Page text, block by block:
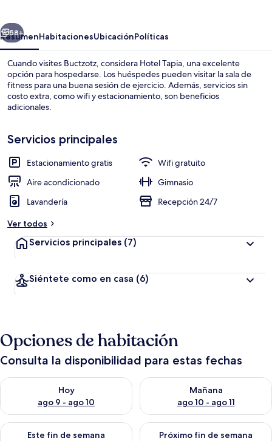
Gimnasio
Siguiente
58+
ResumenHabitacionesUbicaciónPolíticas
Cuando visites Buctzotz, considera Hotel Tapia, una excelente
opción para hospedarse. Los huéspedes pueden visitar la sala de
fitness para una buena sesión de ejercicio. Además, servicios sin
costo extra, como wifi y estacionamiento, son beneficios
adicionales.
Servicios principales
Estacionamiento gratis
Wifi gratuito
Aire acondicionado
Gimnasio
Lavandería
Recepción 24/7
Ver todos
Servicios principales (7)
Siéntete como en casa (6)
Opciones de habitación
Consulta la disponibilidad para estas fechas
Hoy
ago 9 - ago 10
Consulta la disponibilidad para hoy ago 9 - ago 10
Mañana
ago 10 - ago 11
Consulta la disponibilidad
Este fin de semana
Consulta la disponibilidad para este fin de semana ago 14 -
Próximo fin de semana
Consulta la disponibilidad